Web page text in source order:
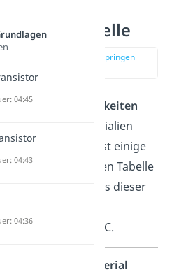
Tabelle
zur Stelle im Video springen
Leitfähigkeiten
die meisten Materialien
gegeben. Du kannst einige
der nachfolgenden Tabelle
Alle Werte aus dieser
gelten dabei für
also 25°C.
Material
04:45
04:43
04:36